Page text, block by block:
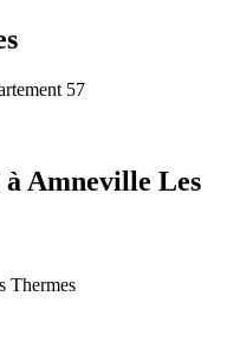
57
Amneville Les
Thermes